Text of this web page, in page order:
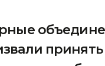
принять